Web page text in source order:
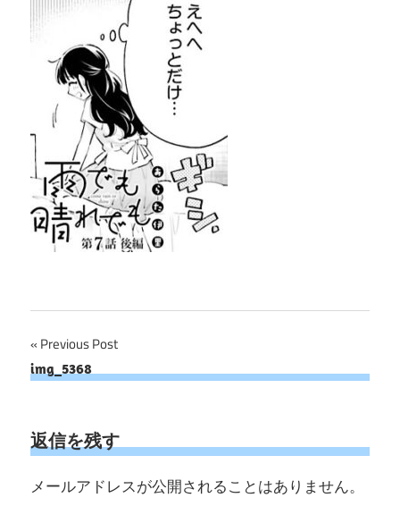
投
稿
ビ
ゲ
Previous Post
img_5368
返信を残す
メールアドレスが公開されることはありません。